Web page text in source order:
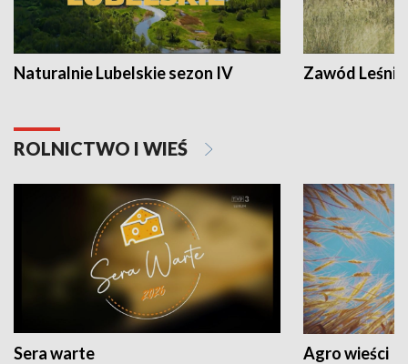
Naturalnie Lubelskie sezon IV Zawód Leśnik
ROLNICTWO I WIEŚ
Sera warte Agro wieści